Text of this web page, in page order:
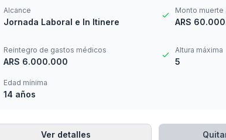
Alcance
Jornada Laboral e In Itinere
Monto muerte
ARS
Reintegro de gastos médicos
ARS 6.000.000
Altura máxima
5
Edad mínima
14 años
Ver detalles